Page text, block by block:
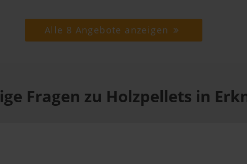
Alle 8 Angebote anzeigen
Fragen zu Holzpellets in